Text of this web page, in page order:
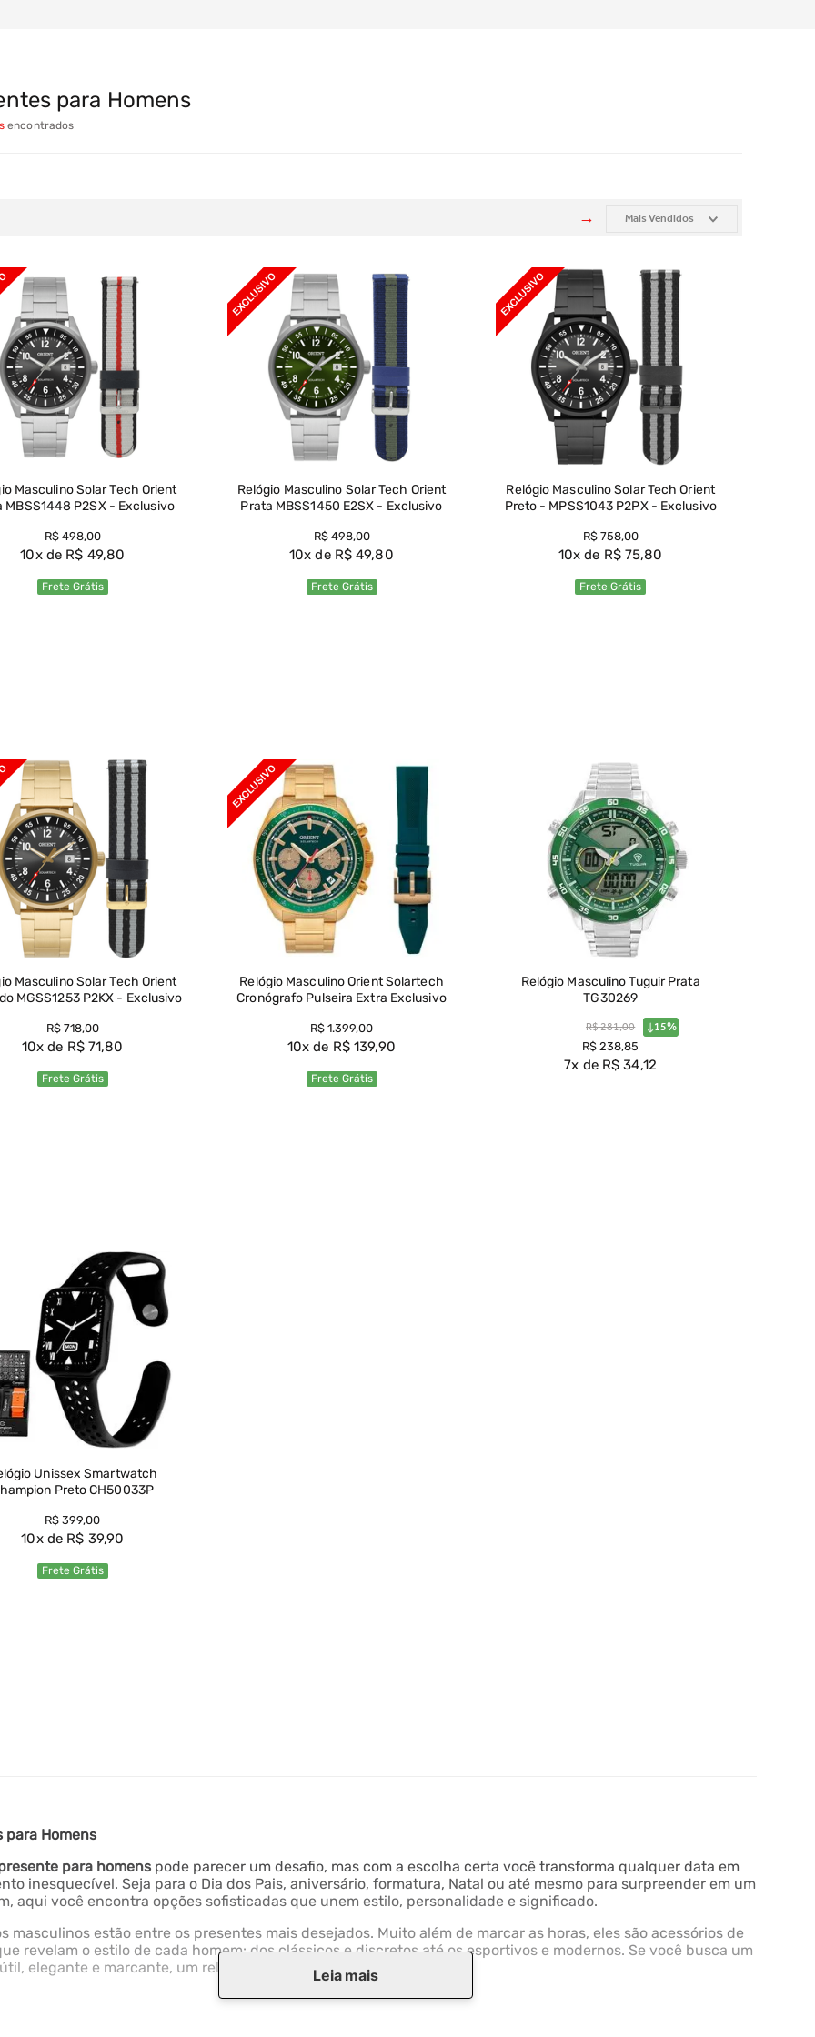
para Homens
Mais Vendidos
Masculino Solar Tech Orient
MBSS1448 P2SX - Exclusivo
R$ 498,00
10 R$ 49,80
Frete Grátis
Relógio Masculino Solar Tech Orient
Prata MBSS1450 E2SX - Exclusivo
R$ 498,00
10 R$ 49,80
Frete Grátis
Relógio Masculino Solar Tech Orient
Preto - MPSS1043 P2PX - Exclusivo
R$ 758,00
10 R$ 75,80
Frete Grátis
Masculino Solar Tech Orient
MGSS1253 P2KX - Exclusivo
R$ 718,00
10 R$ 71,80
Frete Grátis
Relógio Masculino Orient Solartech
Cronógrafo Pulseira Extra Exclusivo
R$ 1.399,00
10 R$ 139,90
Frete Grátis
Relógio Masculino Tuguir Prata
TG30269
R$281,00 15%
R$ 238,85
7 R$ 34,12
Unissex Smartwatch
Preto CH50033P
R$ 399,00
10 R$ 39,90
Frete Grátis
para Homens
para homens pode parecer um desafio, mas com a escolha certa você transforma qualquer data em
inesquecível. Seja para o Dia dos Pais, aniversário, formatura, Natal ou até mesmo para surpreender em um
aqui você encontra opções sofisticadas que unem estilo, personalidade e significado.
masculinos estão entre os presentes mais desejados. Muito além de marcar as horas, eles são acessórios de
revelam o estilo de cada homem: dos clássicos e discretos até os esportivos e modernos. Se você busca um
elegante e marcante, um relógio é sempre uma escolha certeira.
os homens também valorizamjoias masculinascomo correntes, pulseiras e alianças. Esses acessórios
Leia mais